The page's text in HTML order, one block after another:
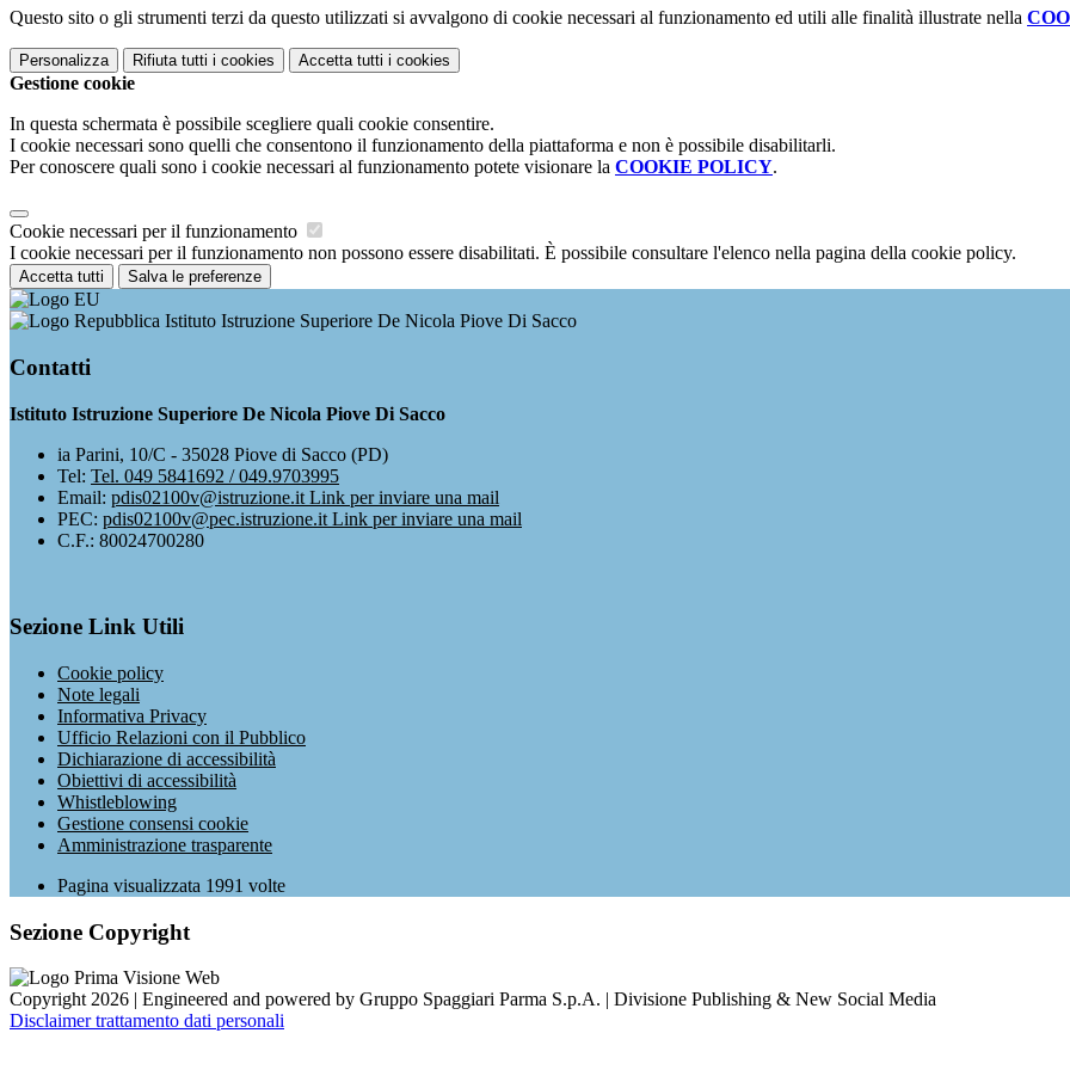
Questo sito o gli strumenti terzi da questo utilizzati si avvalgono di cookie necessari al funzionamento ed utili alle finalità illustrate nella
Personalizza Rifiuta tutti i cookies Accetta tutti i cookies
Gestione cookie
In questa schermata è possibile scegliere quali cookie consentire.
I cookie necessari sono quelli che consentono il funzionamento della piattaforma e non è possibile disabilitarli.
Per conoscere quali sono i cookie necessari al funzionamento potete visionare la COOKIE POLICY.
Cookie necessari per il funzionamento
I cookie necessari per il funzionamento non possono essere disabilitati. È possibile consultare l'elenco nella pagina della cookie policy.
Accetta tutti Salva le preferenze
Istituto Istruzione Superiore De Nicola Piove Di Sacco
Contatti
Istituto Istruzione Superiore De Nicola Piove Di Sacco
ia Parini, 10/C - 35028 Piove di Sacco (PD)
Tel: Tel. 049 5841692 / 049.9703995
Email: pdis02100v@istruzione.it Link per inviare una mail
PEC: pdis02100v@pec.istruzione.it Link per inviare una mail
C.F.: 80024700280
Sezione Link Utili
Cookie policy
Note legali
Informativa Privacy
Ufficio Relazioni con il Pubblico
Dichiarazione di accessibilità
Obiettivi di accessibilità
Whistleblowing
Gestione consensi cookie
Amministrazione trasparente
Pagina visualizzata 1991 volte
Sezione Copyright
Copyright 2026 | Engineered and powered by Gruppo Spaggiari Parma S.p.A. | Divisione Publishing & New Social Media
Disclaimer trattamento dati personali